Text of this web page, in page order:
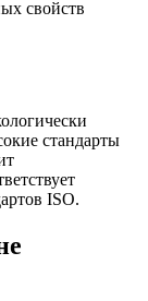
свойств
стандарты
ISO.